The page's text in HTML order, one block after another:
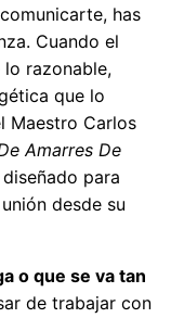
has
Cuando el
razonable,
que lo
Maestro Carlos
Amarres De
para
desde su
o que se va tan
de trabajar con